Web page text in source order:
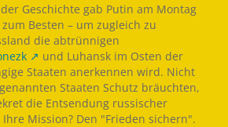
Geschichte gab Putin am Montag
Besten – um zugleich zu
die abtrünnigen
und Luhansk im Osten der
Staaten anerkennen wird. Nicht
Staaten Schutz bräuchten,
die Entsendung russischer
Mission? Den "Frieden sichern".